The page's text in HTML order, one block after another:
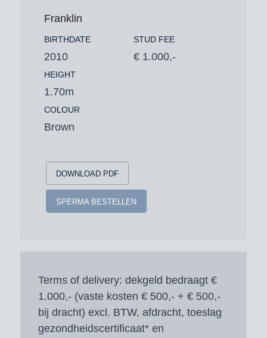
Franklin
BIRTHDATE
2010
HEIGHT
1.70m
COLOUR
Brown
STUD FEE
€ 1.000,-
DOWNLOAD PDF
SPERMA BESTELLEN
Terms of delivery: dekgeld bedraagt €
1.000,- (vaste kosten € 500,- + € 500,-
bij dracht) excl. BTW, afdracht, toeslag
gezondheidscertificaat* en